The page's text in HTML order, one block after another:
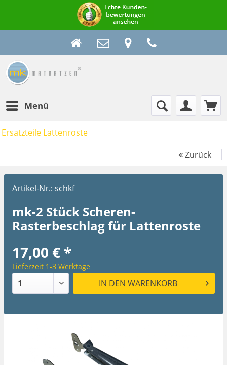
Menü
Ersatzteile Lattenroste
Zurück
Artikel-Nr.: schkf
mk-2 Stück Scheren-
Rasterbeschlag für Lattenroste
17,00 € *
Lieferzeit 1-3 Werktage
IN DEN WARENKORB